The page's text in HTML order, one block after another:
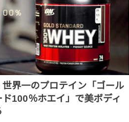
界一のプロテイン「ゴール
ド100％ホエイ」で美ボディ